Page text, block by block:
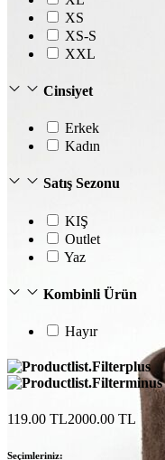
T-shirt
Polo
Şort
Deniz Şortu
Hırka
Dış Giyim
Mont
Kaban
XS
XS-S
XXL
Cinsiyet
Erkek
Kadın
Satış Sezonu
KIŞ
Outlet
Yaz
Kombinli Ürün
Hayır
119.00 TL2000.00 TL
Seçimleriniz: